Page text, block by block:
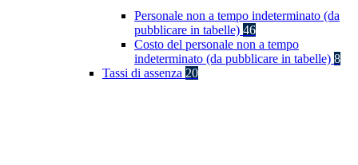
Personale non a tempo indeterminato (da
pubblicare in tabelle) 46
Costo del personale non a tempo
indeterminato (da pubblicare in tabelle) 8
Tassi di assenza 20